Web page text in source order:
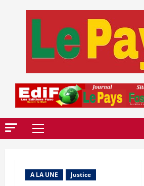
Menu
A LA UNE Justice